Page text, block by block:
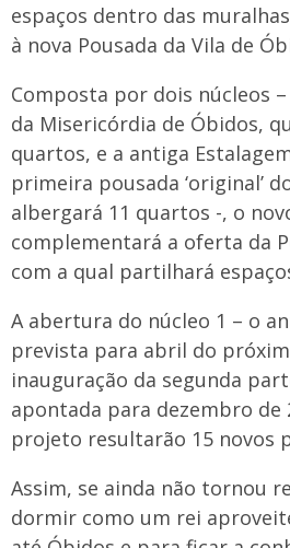
espaços dentro das
à nova Pousada da Vila de
Composta por dois núcleos
da Misericórdia de Óbidos,
quartos, e a antiga
primeira pousada ‘original’
albergará 11 quartos -, o
complementará a oferta da
com a qual partilhará
A abertura do núcleo 1 – o
prevista para abril do
inauguração da segunda
apontada para dezembro de
projeto resultarão 15 novos
Assim, se ainda não tornou
dormir como um rei